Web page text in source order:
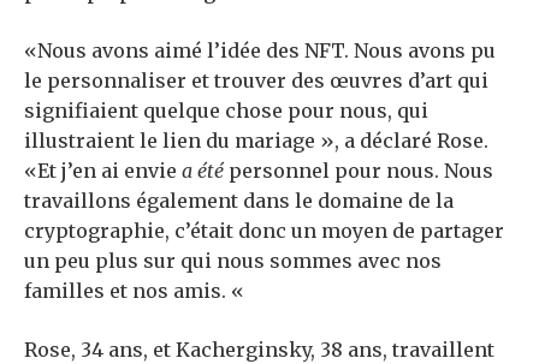
«Nous avons aimé l’idée des NFT. Nous avons pu
le personnaliser et trouver des œuvres d’art qui
signifiaient quelque chose pour nous, qui
illustraient le lien du mariage », a déclaré Rose.
«Et j’en ai envie a étépersonnel pour nous. Nous
travaillons également dans le domaine de la
cryptographie, c’était donc un moyen de partager
un peu plus sur qui nous sommes avec nos
familles et nos amis. «
Rose, 34 ans, et Kacherginsky, 38 ans, travaillent